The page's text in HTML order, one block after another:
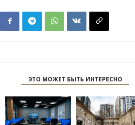
ЭТО МОЖЕТ БЫТЬ ИНТЕРЕСНО